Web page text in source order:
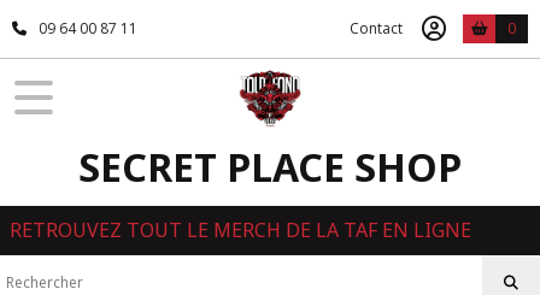
09 64 00 87 11 Contact 0
SECRET PLACE SHOP
RETROUVEZ TOUT LE MERCH DE LA TAF EN LIGNE